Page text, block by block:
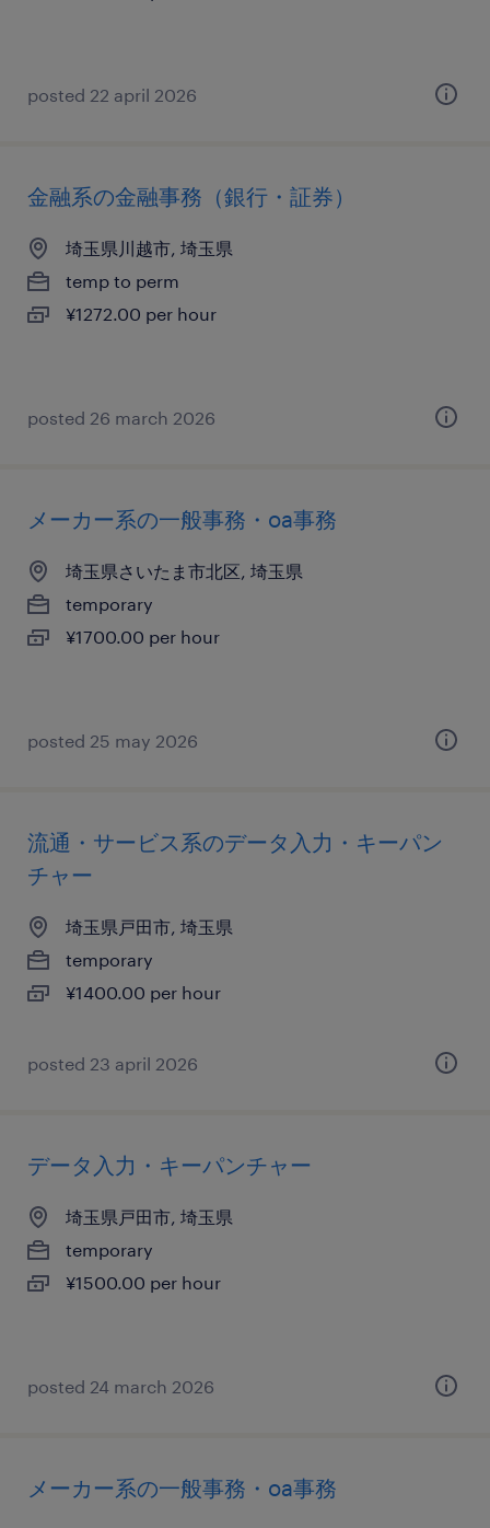
posted 22 april 2026
金融系の金融事務（銀行・証券）
埼玉県川越市, 埼玉県
temp to perm
¥1272.00 per hour
posted 26 march 2026
メーカー系の一般事務・oa事務
埼玉県さいたま市北区, 埼玉県
temporary
¥1700.00 per hour
posted 25 may 2026
流通・サービス系のデータ入力・キーパン
チャー
埼玉県戸田市, 埼玉県
temporary
¥1400.00 per hour
posted 23 april 2026
データ入力・キーパンチャー
埼玉県戸田市, 埼玉県
temporary
¥1500.00 per hour
posted 24 march 2026
メーカー系の一般事務・oa事務